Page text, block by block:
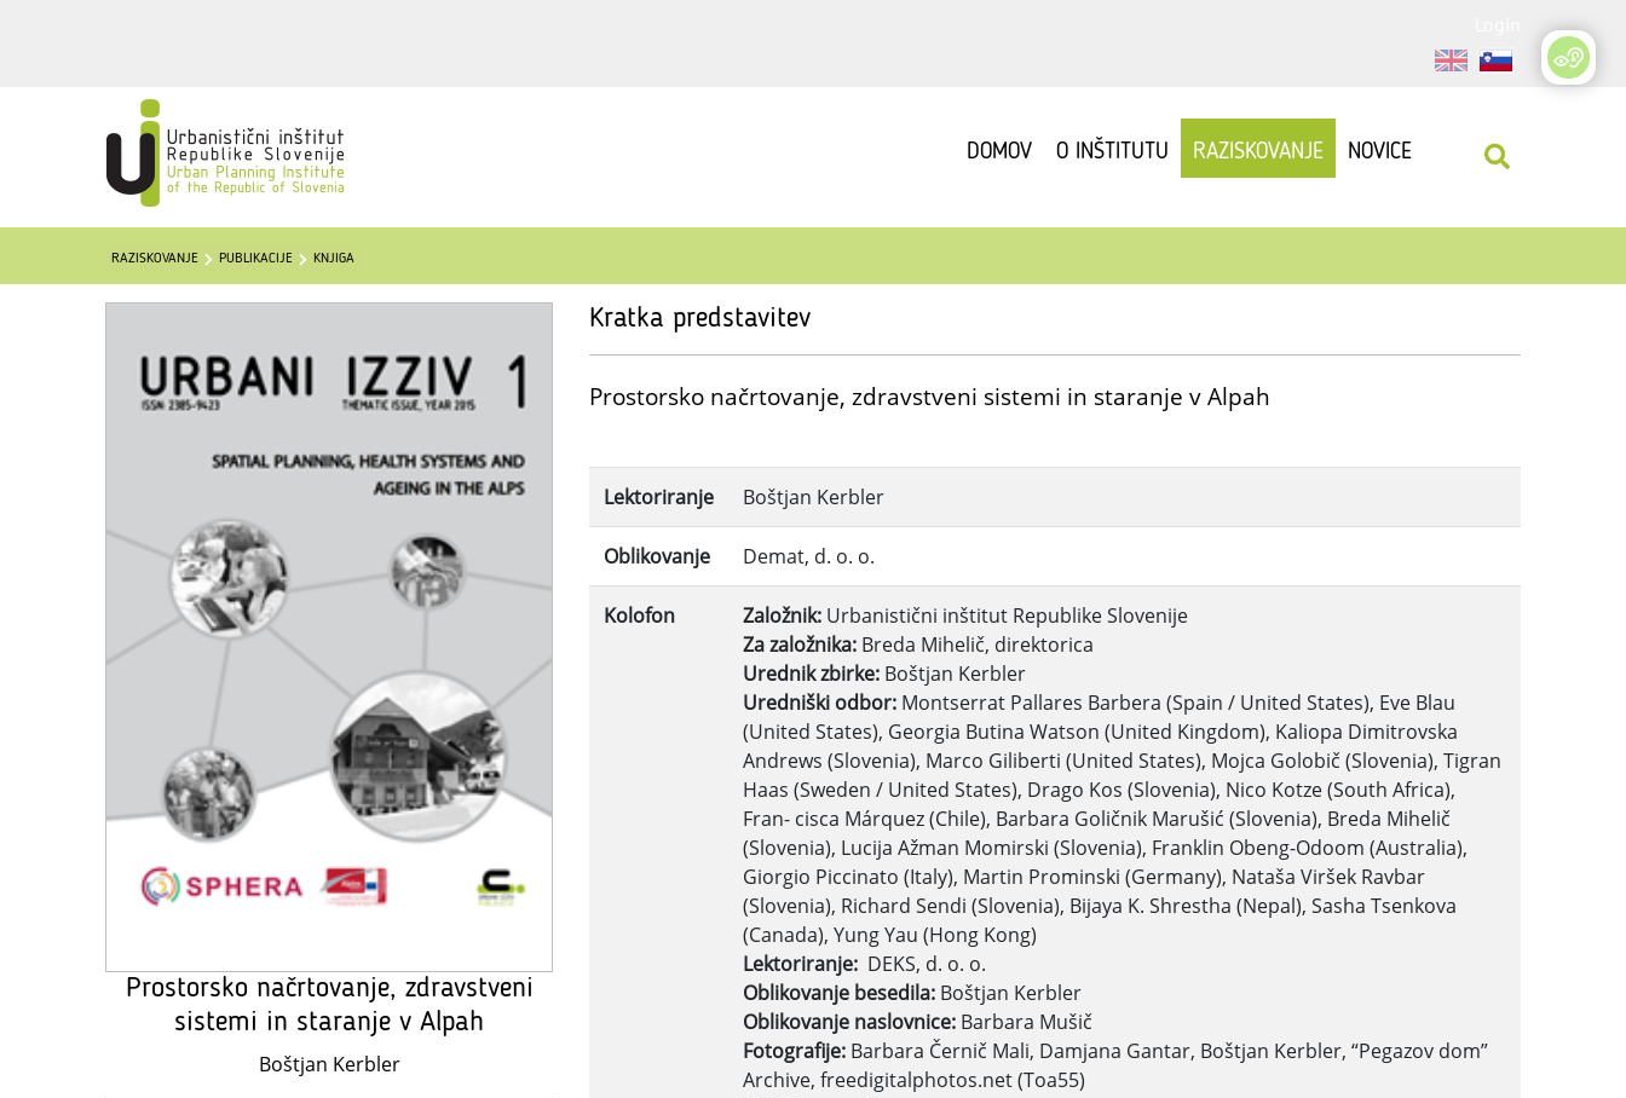
DOMOV O INŠTITUTU RAZISKOVANJE NOVICE
RAZISKOVANJE PUBLIKACIJE KNJIGA
Prostorsko načrtovanje, zdravstveni
sistemi in staranje v Alpah
Boštjan Kerbler
Kratka predstavitev
Prostorsko načrtovanje, zdravstveni sistemi in staranje v Alpah
Lektoriranje Boštjan Kerbler
Oblikovanje Demat, d. o. o.
Kolofon Založnik: Urbanistični inštitut Republike Slovenije
Za založnika: Breda Mihelič, direktorica
Urednik zbirke: Boštjan Kerbler
Uredniški odbor: Montserrat Pallares Barbera (Spain / United States), Eve Blau
(United States), Georgia Butina Watson (United Kingdom), Kaliopa Dimitrovska
Andrews (Slovenia), Marco Giliberti (United States), Mojca Golobič (Slovenia), Tigran
Haas (Sweden / United States), Drago Kos (Slovenia), Nico Kotze (South Africa),
Fran- cisca Márquez (Chile), Barbara Goličnik Marušić (Slovenia), Breda Mihelič
(Slovenia), Lucija Ažman Momirski (Slovenia), Franklin Obeng-Odoom (Australia),
Giorgio Piccinato (Italy), Martin Prominski (Germany), Nataša Viršek Ravbar
(Slovenia), Richard Sendi (Slovenia), Bijaya K. Shrestha (Nepal), Sasha Tsenkova
(Canada), Yung Yau (Hong Kong)
Lektoriranje: DEKS, d. o. o.
Oblikovanje besedila: Boštjan Kerbler
Oblikovanje naslovnice: Barbara Mušič
Fotografije: Barbara Černič Mali, Damjana Gantar, Boštjan Kerbler, “Pegazov dom”
Archive, freedigitalphotos.net (Toa55)